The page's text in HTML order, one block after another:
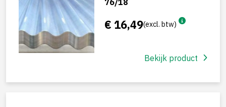
76/18
€ 16,49(excl. btw)
Bekijk product